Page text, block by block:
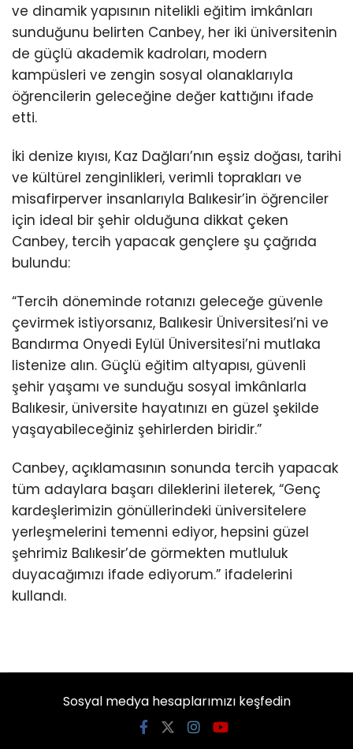
ve dinamik yapısının nitelikli eğitim imkânları
sunduğunu belirten Canbey, her iki üniversitenin
de güçlü akademik kadroları, modern
kampüsleri ve zengin sosyal olanaklarıyla
öğrencilerin geleceğine değer kattığını ifade
etti.
İki denize kıyısı, Kaz Dağları’nın eşsiz doğası, tarihi
ve kültürel zenginlikleri, verimli toprakları ve
misafirperver insanlarıyla Balıkesir’in öğrenciler
için ideal bir şehir olduğuna dikkat çeken
Canbey, tercih yapacak gençlere şu çağrıda
bulundu:
“Tercih döneminde rotanızı geleceğe güvenle
çevirmek istiyorsanız, Balıkesir Üniversitesi’ni ve
Bandırma Onyedi Eylül Üniversitesi’ni mutlaka
listenize alın. Güçlü eğitim altyapısı, güvenli
şehir yaşamı ve sunduğu sosyal imkânlarla
Balıkesir, üniversite hayatınızı en güzel şekilde
yaşayabileceğiniz şehirlerden biridir.”
Canbey, açıklamasının sonunda tercih yapacak
tüm adaylara başarı dileklerini ileterek, “Genç
kardeşlerimizin gönüllerindeki üniversitelere
yerleşmelerini temenni ediyor, hepsini güzel
şehrimiz Balıkesir’de görmekten mutluluk
duyacağımızı ifade ediyorum.” ifadelerini
kullandı.
Sosyal medya hesaplarımızı keşfedin